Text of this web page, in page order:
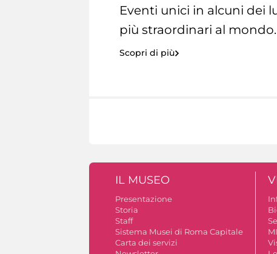
Eventi unici in alcuni dei
più straordinari al mondo.
Scopri di più
IL MUSEO
Presentazione
Storia
Staff
Sistema Musei di Roma Capitale
Carta dei servizi